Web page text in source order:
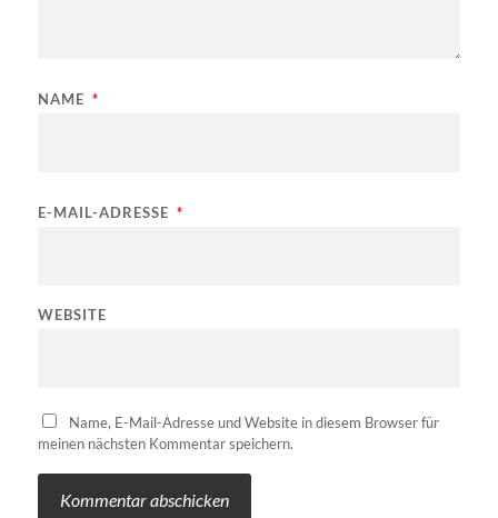
NAME *
E-MAIL-ADRESSE *
WEBSITE
Name, E-Mail-Adresse und Website in diesem Browser für
meinen nächsten Kommentar speichern.